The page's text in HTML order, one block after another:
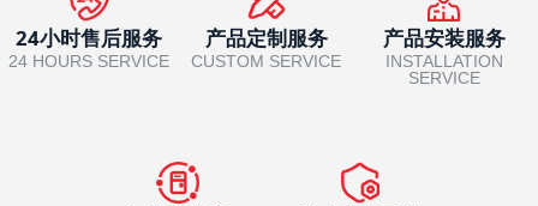
24小时售后服务
24 HOURS SERVICE
产品定制服务
CUSTOM SERVICE
产品安装服务
INSTALLATION
SERVICE